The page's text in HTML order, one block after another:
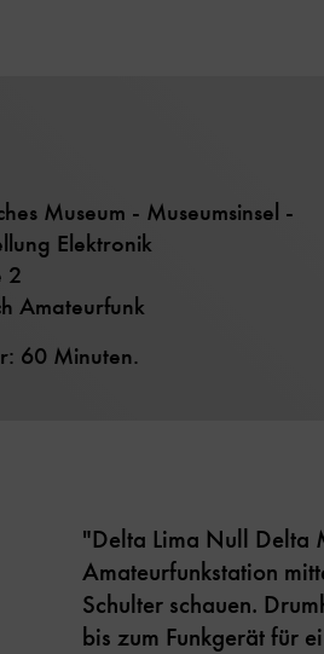
Museum - Museumsinsel -
Elektronik
2
Amateurfunk
60 Minuten.
"Delta Lima Null Delta
Amateurfunkstation
Schulter schauen.
bis zum Funkgerät für